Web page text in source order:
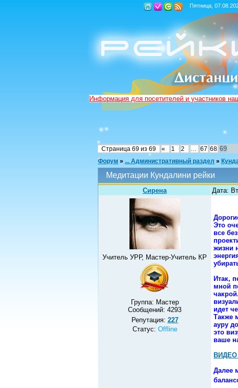
Пятница,
Информация для посетителей и участников
Страница 69 из 69 « 1 2 67 68 69
Форум » ... Административный раздел »
Медитации Кундалини рейки
Сирена Дата:
Учитель УРР, Мастер-Учитель КР
Группа: Мастер
Сообщений: 4293
Репутация: 227
Статус: Offline
Это
все
жизни
Итак,
мной
идет
Также
ауру
это
ваше
ВИДЕО
Далее